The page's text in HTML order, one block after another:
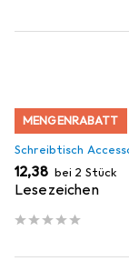
MENGENRABATT
Schreibtisch
EUR
12,38 bei 2 Stück
Lesezeichen